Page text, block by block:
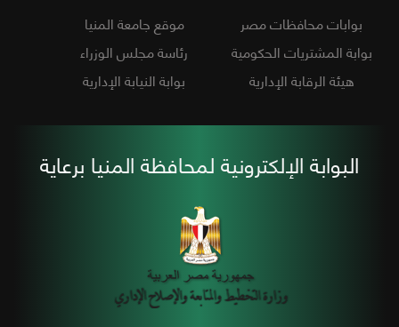
بوابات محافظات مصر
موقع جامعة المنيا
بوابة المشتريات الحكومية
رئاسة مجلس الوزراء
هيئة الرقابة الإدارية
بوابة النيابة الإدارية
البوابة الإلكترونية لمحافظة المنيا برعاية